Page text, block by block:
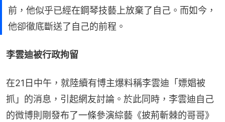
前，他似乎已經在鋼琴技藝上放棄了自己。而如今，
他卻徹底斷送了自己的前程。
李雲迪被行政拘留
在21日中午，就陸續有博主爆料稱李雲迪「嫖娼被
抓」的消息，引起網友討論。於此同時，李雲迪自己
的微博則剛發布了一條參演綜藝《披荊斬棘的哥哥》